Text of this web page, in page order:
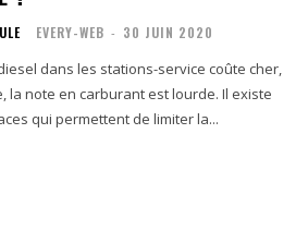
EVERY-WEB - 30 JUIN 2020
dans les stations-service coûte cher,
la note en carburant est lourde. Il existe
qui permettent de limiter la...